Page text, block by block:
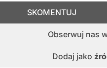
Obserwuj nas
Dodaj jako
SKOMENTUJ